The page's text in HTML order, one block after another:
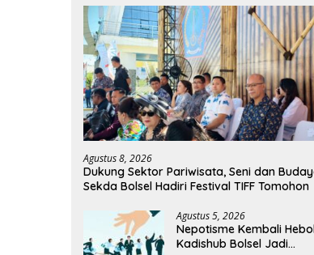
Agustus 8, 2026
Dukung Sektor Pariwisata, Seni dan
Sekda Bolsel Hadiri Festival TIFF Tomohon
Agustus 5, 2026
Nepotisme Kembali
Kadishub Bolsel Jadi